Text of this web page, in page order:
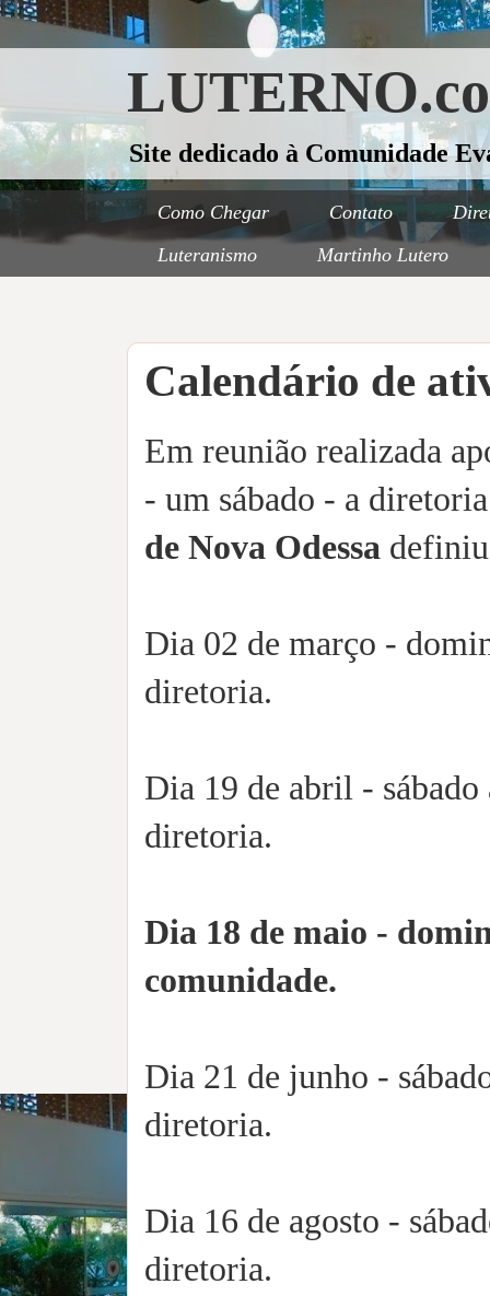
Site dedicado à Comunidade
Como Chegar Contato
Luteranismo
Martinho Lutero
Calendário de
Em reunião realizada
- um sábado - a
de Nova Odessa definiu
Dia 02 de março -
diretoria.
Dia 19 de abril -
diretoria.
Dia 18 de maio -
comunidade.
Dia 21 de junho -
diretoria.
Dia 16 de agosto -
diretoria.